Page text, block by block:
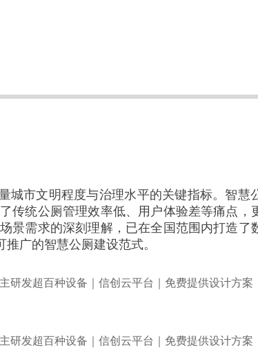
城市文明程度与治理水平的关键指标。智慧
传统公厕管理效率低、用户体验差等痛点，
需求的深刻理解，已在全国范围内打造了
广的智慧公厕建设范式。